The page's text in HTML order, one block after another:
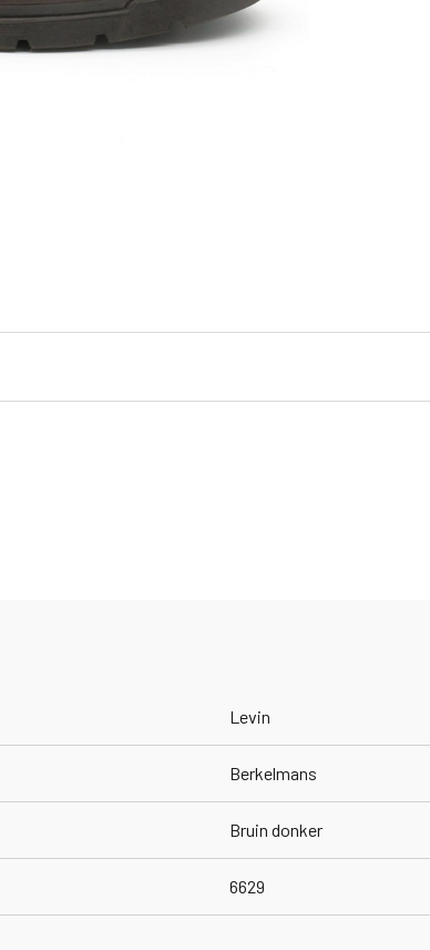
Levin
Berkelmans
Bruin donker
6629